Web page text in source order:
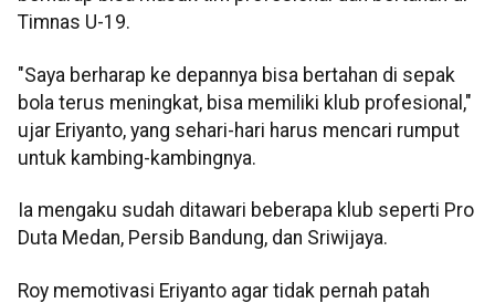
Timnas U-19.
"Saya berharap ke depannya bisa bertahan di sepak
bola terus meningkat, bisa memiliki klub profesional,"
ujar Eriyanto, yang sehari-hari harus mencari rumput
untuk kambing-kambingnya.
Ia mengaku sudah ditawari beberapa klub seperti Pro
Duta Medan, Persib Bandung, dan Sriwijaya.
Roy memotivasi Eriyanto agar tidak pernah patah